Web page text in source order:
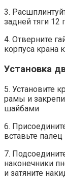
3.
задней тяги 12
4. Отверните
корпуса крана
Установка
5. Установите
рамы и
шайбами
6.
вставьте
7.
наконечники
и затяните